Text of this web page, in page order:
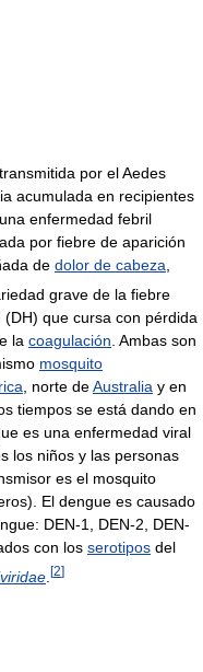
por el Aedes
acumulada en recipientes
enfermedad febril
por fiebre de aparición
de dolor de cabeza
grave de la fiebre
(DH) que cursa con pérdida
la coagulación . Ambas son
mosquito
, norte deAustralia y en
tiempos se está dando en
es una enfermedad viral
los niños y las personas
es el mosquito
El dengue es causado
DEN-1, DEN-2, DEN-
con los serotipos del
[2]